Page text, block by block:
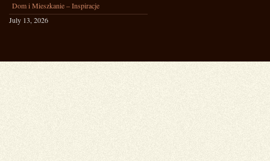
Dom i Mieszkanie – Inspiracje
July 13, 2026